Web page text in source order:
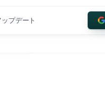
ップデート